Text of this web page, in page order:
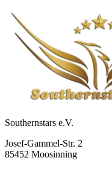
Southernstars e.V.
Josef-Gammel-Str. 2
85452 Moosinning